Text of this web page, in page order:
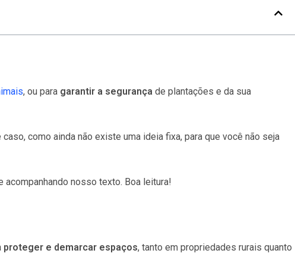
, ou para garantir a segurança de plantações e da sua
caso, como ainda não existe uma ideia fixa, para que você não seja
nosso texto. Boa leitura!
proteger e demarcar espaços, tanto em propriedades rurais quanto